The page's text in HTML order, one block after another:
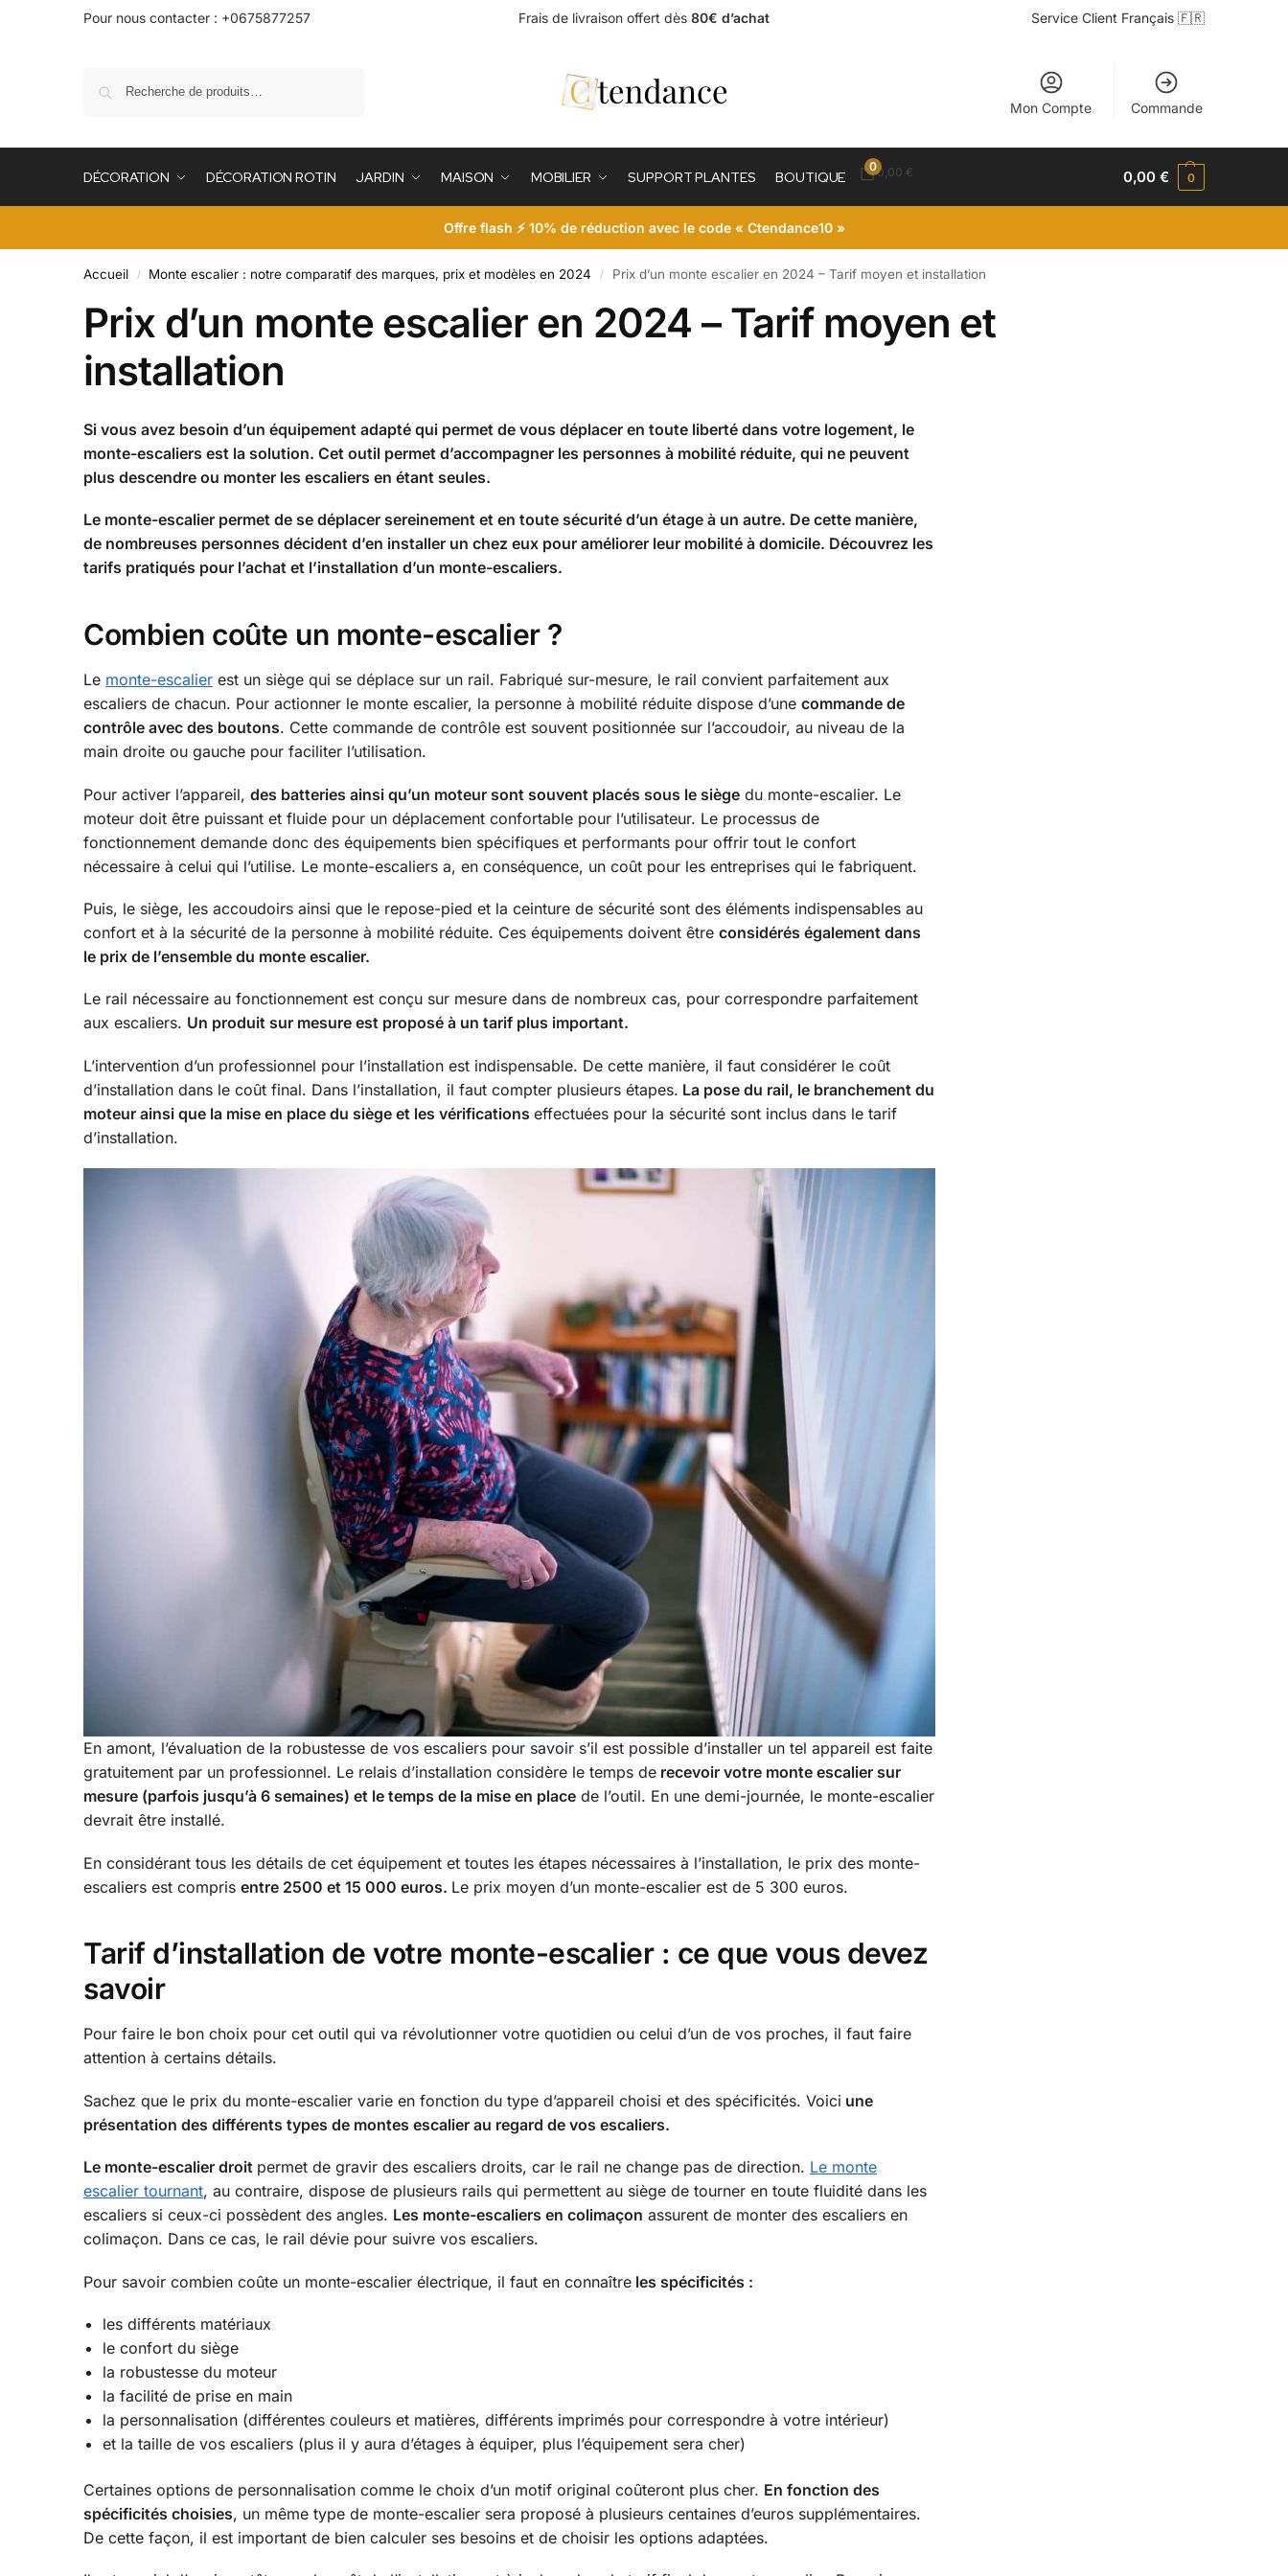
Pour nous contacter : +0675877257 Frais de livraison offert dès 80€ d’achat Service Client Français 🇫🇷
Mon Compte Commande
DÉCORATION DÉCORATION ROTIN JARDIN MAISON MOBILIER SUPPORT PLANTES BOUTIQUE
00,00 € 0,00€ 0
Offre flash ⚡ 10% de réduction avec le code « Ctendance10 »
Accueil / Monte escalier : notre comparatif des marques, prix et modèles en 2024 / Prix d’un monte escalier en 2024 – Tarif moyen et installation
Prix d’un monte escalier en 2024 – Tarif moyen et
installation
Si vous avez besoin d’un équipement adapté qui permet de vous déplacer en toute liberté dans votre logement, le
monte-escaliers est la solution. Cet outil permet d’accompagner les personnes à mobilité réduite, qui ne peuvent
plus descendre ou monter les escaliers en étant seules.
Le monte-escalier permet de se déplacer sereinement et en toute sécurité d’un étage à un autre. De cette manière,
de nombreuses personnes décident d’en installer un chez eux pour améliorer leur mobilité à domicile. Découvrez les
tarifs pratiqués pour l’achat et l’installation d’un monte-escaliers.
Combien coûte un monte-escalier ?
Le monte-escalier est un siège qui se déplace sur un rail. Fabriqué sur-mesure, le rail convient parfaitement aux
escaliers de chacun. Pour actionner le monte escalier, la personne à mobilité réduite dispose d’une commande de
contrôle avec des boutons. Cette commande de contrôle est souvent positionnée sur l’accoudoir, au niveau de la
main droite ou gauche pour faciliter l’utilisation.
Pour activer l’appareil, des batteries ainsi qu’un moteur sont souvent placés sous le siège du monte-escalier. Le
moteur doit être puissant et fluide pour un déplacement confortable pour l’utilisateur. Le processus de
fonctionnement demande donc des équipements bien spécifiques et performants pour offrir tout le confort
nécessaire à celui qui l’utilise. Le monte-escaliers a, en conséquence, un coût pour les entreprises qui le fabriquent.
Puis, le siège, les accoudoirs ainsi que le repose-pied et la ceinture de sécurité sont des éléments indispensables au
confort et à la sécurité de la personne à mobilité réduite. Ces équipements doivent être considérés également dans
le prix de l’ensemble du monte escalier.
Le rail nécessaire au fonctionnement est conçu sur mesure dans de nombreux cas, pour correspondre parfaitement
aux escaliers. Un produit sur mesure est proposé à un tarif plus important.
L’intervention d’un professionnel pour l’installation est indispensable. De cette manière, il faut considérer le coût
d’installation dans le coût final. Dans l’installation, il faut compter plusieurs étapes. La pose du rail, le branchement du
moteur ainsi que la mise en place du siège et les vérifications effectuées pour la sécurité sont inclus dans le tarif
d’installation.
En amont, l’évaluation de la robustesse de vos escaliers pour savoir s’il est possible d’installer un tel appareil est faite
gratuitement par un professionnel. Le relais d’installation considère le temps de recevoir votre monte escalier sur
mesure (parfois jusqu’à 6 semaines) et le temps de la mise en place de l’outil. En une demi-journée, le monte-escalier
devrait être installé.
En considérant tous les détails de cet équipement et toutes les étapes nécessaires à l’installation, le prix des monte-
escaliers est compris entre 2500 et 15 000 euros. Le prix moyen d’un monte-escalier est de 5 300 euros.
Tarif d’installation de votre monte-escalier : ce que vous devez
savoir
Pour faire le bon choix pour cet outil qui va révolutionner votre quotidien ou celui d’un de vos proches, il faut faire
attention à certains détails.
Sachez que le prix du monte-escalier varie en fonction du type d’appareil choisi et des spécificités. Voici une
présentation des différents types de montes escalier au regard de vos escaliers.
Le monte-escalier droit permet de gravir des escaliers droits, car le rail ne change pas de direction. Le monte
escalier tournant, au contraire, dispose de plusieurs rails qui permettent au siège de tourner en toute fluidité dans les
escaliers si ceux-ci possèdent des angles. Les monte-escaliers en colimaçon assurent de monter des escaliers en
colimaçon. Dans ce cas, le rail dévie pour suivre vos escaliers.
Pour savoir combien coûte un monte-escalier électrique, il faut en connaître les spécificités :
les différents matériaux
le confort du siège
la robustesse du moteur
la facilité de prise en main
la personnalisation (différentes couleurs et matières, différents imprimés pour correspondre à votre intérieur)
et la taille de vos escaliers (plus il y aura d’étages à équiper, plus l’équipement sera cher)
Certaines options de personnalisation comme le choix d’un motif original coûteront plus cher. En fonction des
spécificités choisies, un même type de monte-escalier sera proposé à plusieurs centaines d’euros supplémentaires.
De cette façon, il est important de bien calculer ses besoins et de choisir les options adaptées.